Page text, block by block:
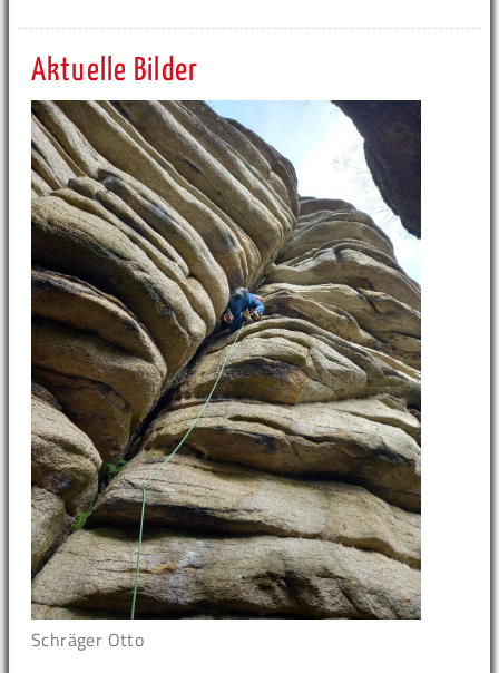
Aktuelle Bilder
Schräger Otto